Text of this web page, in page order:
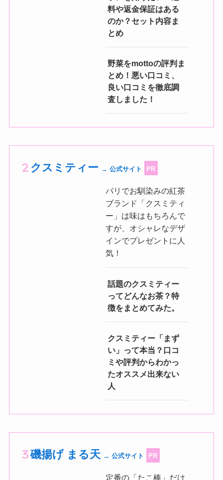
料や返金保証はある
のか？セット内容ま
とめ
野菜をmottoの評判ま
とめ！悪い口コミ、
良い口コミを徹底調
査しました！
クスミティー → 公式サイト PR
パリでお馴染みの紅茶
ブランド「クスミティ
ー」は味はもちろんで
すが、オシャレなデザ
インでプレゼントに人
気！
話題のクスミティー
ってどんなお茶？特
徴をまとめてみた。
クスミティー「まず
い」って本当？口コ
ミや評判からわかっ
たオススメ出来ない
人
磯揚げ まる天 → 公式サイト PR
定番の「たこ棒」だけ